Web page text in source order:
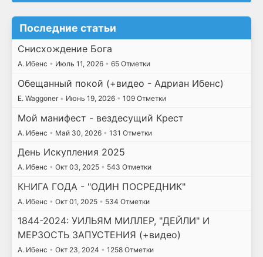
Последние статьи
Снисхождение Бога
А. Ибенс • Июль 11, 2026 • 65 Отметки
Обещанный покой (+видео - Адриан Ибенс)
E. Waggoner • Июнь 19, 2026 • 109 Отметки
Мой манифест - вездесущий Крест
А. Ибенс • Май 30, 2026 • 131 Отметки
День Искупления 2025
А. Ибенс • Окт 03, 2025 • 543 Отметки
КНИГА ГОДА - "ОДИН ПОСРЕДНИК"
А. Ибенс • Окт 01, 2025 • 534 Отметки
1844-2024: УИЛЬЯМ МИЛЛЕР, "ДЕЙЛИ" И
МЕРЗОСТЬ ЗАПУСТЕНИЯ (+видео)
А. Ибенс • Окт 23, 2024 • 1258 Отметки